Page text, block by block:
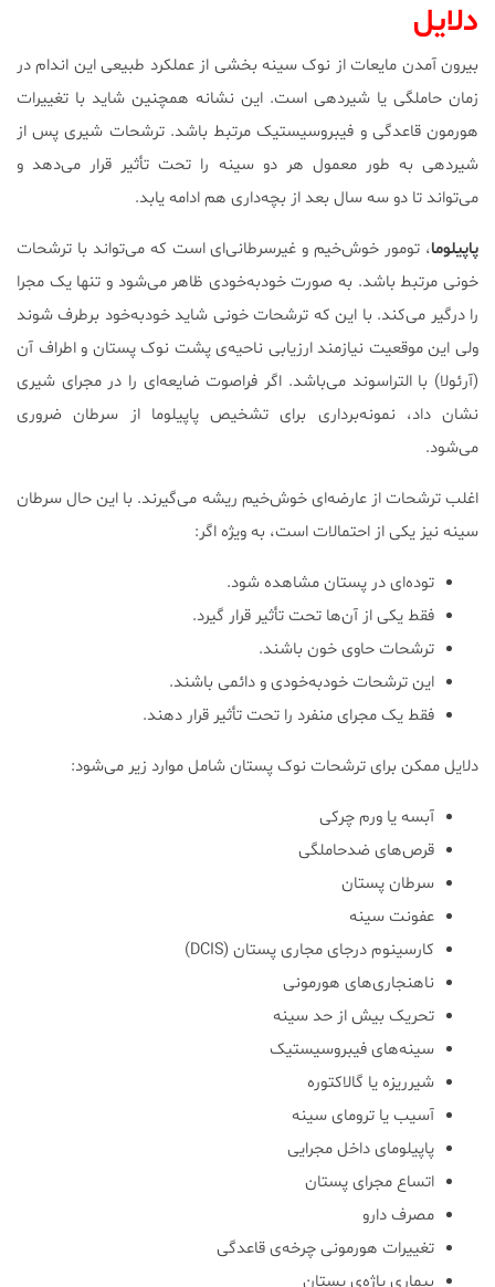
دلایل
بیرون آمدن مایعات از نوک سینه بخشی از عملکرد طبیعی این اندام در
زمان حاملگی یا شیردهی است. این نشانه همچنین شاید با تغییرات
هورمون قاعدگی و فیبروسیستیک مرتبط باشد. ترشحات شیری پس از
شیردهی به طور معمول هر دو سینه را تحت تأثیر قرار می‌دهد و
می‌تواند تا دو سه سال بعد از بچه‌داری هم ادامه یابد.
پاپیلوما، تومور خوش‌خیم و غیرسرطانی‌ای است که می‌تواند با ترشحات
خونی مرتبط باشد. به صورت خودبه‌خودی ظاهر می‌شود و تنها یک مجرا
را درگیر می‌کند. با این که ترشحات خونی شاید خودبه‌خود برطرف شوند
ولی این موقعیت نیازمند ارزیابی ناحیه‌ی پشت نوک پستان و اطراف آن
(آرئولا) با التراسوند می‌باشد. اگر فراصوت ضایعه‌ای را در مجرای شیری
نشان داد، نمونه‌برداری برای تشخیص پاپیلوما از سرطان ضروری
می‌شود.
اغلب ترشحات از عارضه‌ای خوش‌خیم ریشه می‌گیرند. با این حال سرطان
سینه نیز یکی از احتمالات است، به ویژه اگر:
توده‌ای در پستان مشاهده شود.
فقط یکی از آن‌ها تحت تأثیر قرار گیرد.
ترشحات حاوی خون باشند.
این ترشحات خودبه‌خودی و دائمی باشند.
فقط یک مجرای منفرد را تحت تأثیر قرار دهند.
دلایل ممکن برای ترشحات نوک پستان شامل موارد زیر می‌شود:
آبسه یا ورم چرکی
قرص‌های ضدحاملگی
سرطان پستان
عفونت سینه
کارسینوم درجای مجاری پستان (DCIS)
ناهنجاری‌های هورمونی
تحریک بیش از حد سینه
سینه‌های فیبروسیستیک
شیرریزه یا گالاکتوره
آسیب یا ترومای سینه
پاپیلومای داخل مجرایی
اتساع مجرای پستان
مصرف دارو
تغییرات هورمونی چرخه‌ی قاعدگی